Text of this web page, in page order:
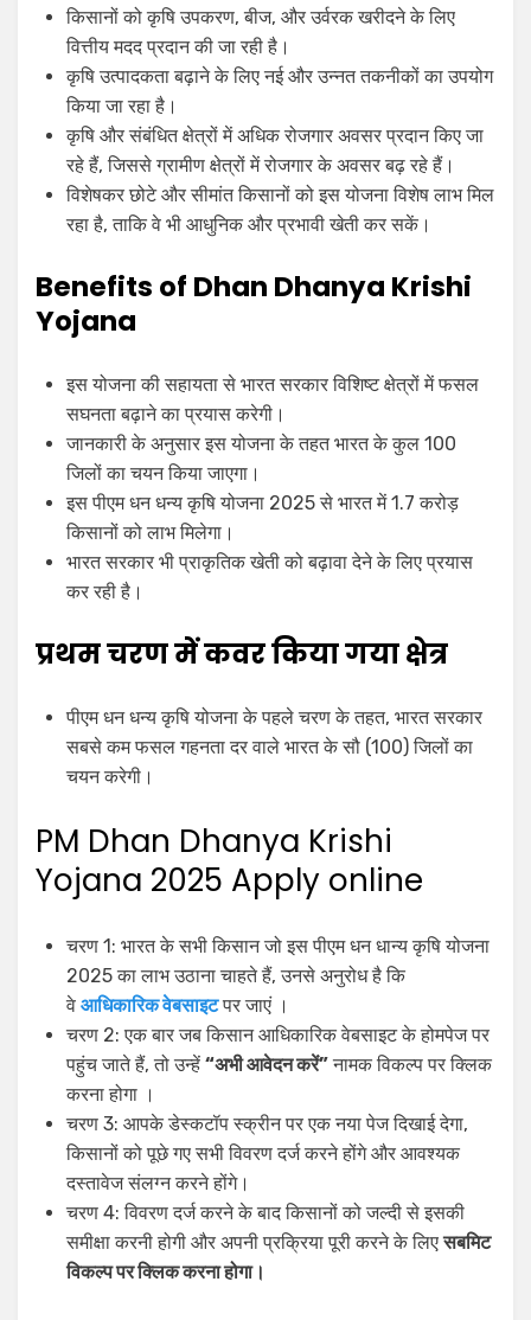
किसानों को कृषि उपकरण, बीज, और उर्वरक खरीदने के लिए
वित्तीय मदद प्रदान की जा रही है।
कृषि उत्पादकता बढ़ाने के लिए नई और उन्नत तकनीकों का उपयोग
किया जा रहा है।
कृषि और संबंधित क्षेत्रों में अधिक रोजगार अवसर प्रदान किए जा
रहे हैं, जिससे ग्रामीण क्षेत्रों में रोजगार के अवसर बढ़ रहे हैं।
विशेषकर छोटे और सीमांत किसानों को इस योजना विशेष लाभ मिल
रहा है, ताकि वे भी आधुनिक और प्रभावी खेती कर सकें।
Benefits of Dhan Dhanya Krishi
Yojana
इस योजना की सहायता से भारत सरकार विशिष्ट क्षेत्रों में फसल
सघनता बढ़ाने का प्रयास करेगी।
जानकारी के अनुसार इस योजना के तहत भारत के कुल 100
जिलों का चयन किया जाएगा।
इस पीएम धन धन्य कृषि योजना 2025 से भारत में 1.7 करोड़
किसानों को लाभ मिलेगा।
भारत सरकार भी प्राकृतिक खेती को बढ़ावा देने के लिए प्रयास
कर रही है।
प्रथम चरण में कवर किया गया क्षेत्र
पीएम धन धन्य कृषि योजना के पहले चरण के तहत, भारत सरकार
सबसे कम फसल गहनता दर वाले भारत के सौ (100) जिलों का
चयन करेगी।
PM Dhan Dhanya Krishi
Yojana 2025 Apply online
चरण 1: भारत के सभी किसान जो इस पीएम धन धान्य कृषि योजना
2025 का लाभ उठाना चाहते हैं, उनसे अनुरोध है कि
वे आधिकारिक वेबसाइटपर जाएं ।
चरण 2: एक बार जब किसान आधिकारिक वेबसाइट के होमपेज पर
पहुंच जाते हैं, तो उन्हें “अभी आवेदन करें”नामक विकल्प पर क्लिक
करना होगा ।
चरण 3: आपके डेस्कटॉप स्क्रीन पर एक नया पेज दिखाई देगा,
किसानों को पूछे गए सभी विवरण दर्ज करने होंगे और आवश्यक
दस्तावेज संलग्न करने होंगे।
चरण 4: विवरण दर्ज करने के बाद किसानों को जल्दी से इसकी
समीक्षा करनी होगी और अपनी प्रक्रिया पूरी करने के लिएसबमिट
विकल्प पर क्लिक करना होगा।